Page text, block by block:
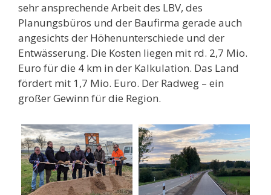
sehr ansprechende Arbeit des LBV, des
Planungsbüros und der Baufirma gerade auch
angesichts der Höhenunterschiede und der
Entwässerung. Die Kosten liegen mit rd. 2,7 Mio.
Euro für die 4 km in der Kalkulation. Das Land
fördert mit 1,7 Mio. Euro. Der Radweg – ein
großer Gewinn für die Region.